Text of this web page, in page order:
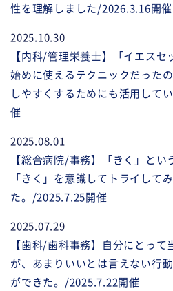
性を理解しました/2026.3.16開催
2025.10.30
【内科/管理栄養士】「イエス
始めに使えるテクニックだった
しやすくするためにも活用して
催
2025.08.01
【総合病院/事務】「きく」と
「きく」を意識してトライして
た。/2025.7.25開催
2025.07.29
【歯科/歯科事務】自分にとっ
が、あまりいいとは言えない行
ができた。/2025.7.22開催